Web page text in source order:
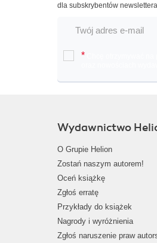
dla subskrybentów
*
Wydawnictwo
O Grupie Helion
Zostań naszym autorem!
Oceń książkę
Zgłoś erratę
Przykłady do książek
Nagrody i wyróżnienia
Zgłoś naruszenie praw